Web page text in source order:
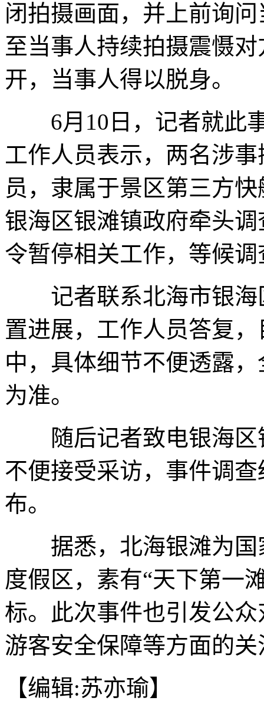
闭拍摄画面，并上前询
至当事人持续拍摄震慑
开，当事人得以脱身。
6月10日，记者就此事
工作人员表示，两名涉
员，隶属于景区第三方
银海区银滩镇政府牵头
令暂停相关工作，等候
记者联系北海市银海
置进展，工作人员答复
中，具体细节不便透露
为准。
随后记者致电银海区
不便接受采访，事件调
布。
据悉，北海银滩为国
度假区，素有“天下第一
标。此次事件也引发公
游客安全保障等方面的关
【编辑:苏亦瑜】